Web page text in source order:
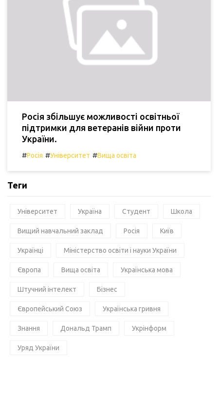
Росія збільшує можливості освітньої
підтримки для ветеранів війни проти
України.
#Росія #Університет #Вища освіта
Теги
Університет Україна Студент Школа
Вищий навчальний заклад Росія Київ
Українці Міністерство освіти і науки України
Європа Вища освіта Українська мова
Штучний інтелект Бізнес
Європейський Союз Українська гривня
Знання Дональд Трамп Укрінформ
Уряд України